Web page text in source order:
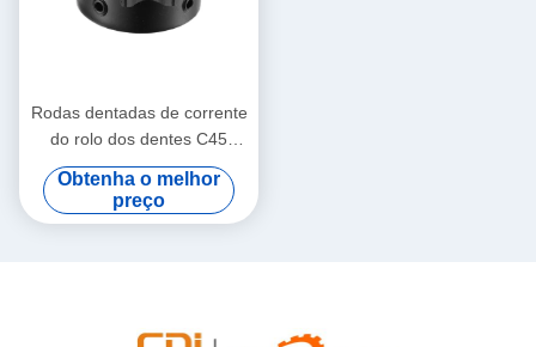
Rodas dentadas de corrente
do rolo dos dentes C45
40Mn do padrão de ISO
Obtenha o melhor
preço